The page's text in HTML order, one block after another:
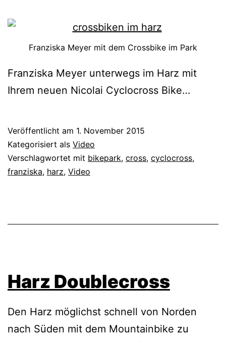
Franziska Meyer mit dem Crossbike im Park
Franziska Meyer unterwegs im Harz mit
Ihrem neuen Nicolai Cyclocross Bike…
Veröffentlicht am 1. November 2015
Kategorisiert als Video
Verschlagwortet mit bikepark, cross, cyclocross,
franziska, harz, Video
Harz Doublecross
Den Harz möglichst schnell von Norden
nach Süden mit dem Mountainbike zu